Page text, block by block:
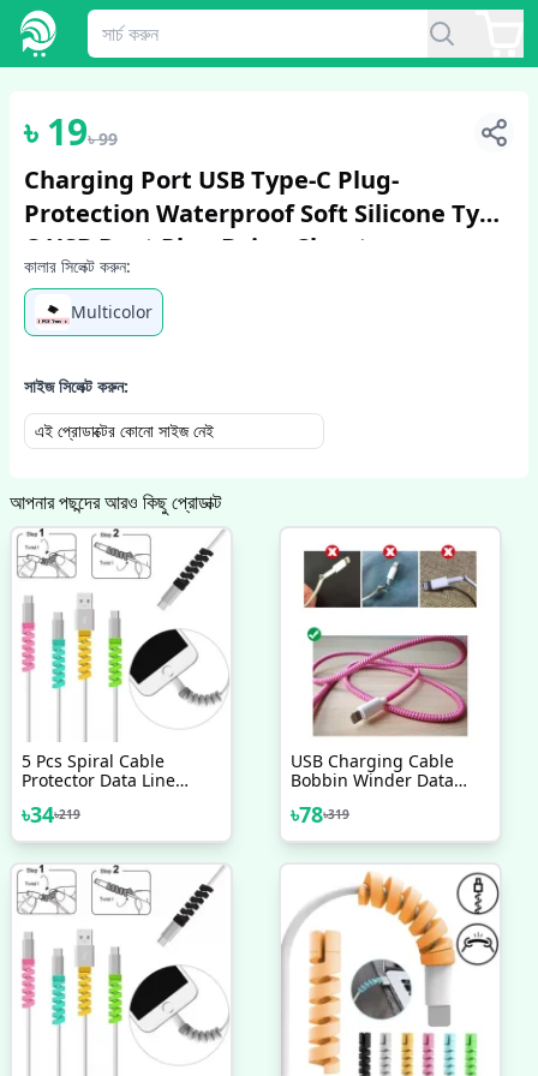
1/3
৳ 19৳99
Charging Port USB Type-C Plug-
Protection Waterproof Soft Silicone Type
C USB Dust Plug Beige Closet
কালার সিলেক্ট করুন:
Multicolor
সাইজ সিলেক্ট করুন:
এই প্রোডাক্টের কোনো সাইজ নেই
আপনার পছন্দের আরও কিছু প্রোডাক্ট
5 Pcs Spiral Cable
Protector Data Line
Protective For All USB
Charging Earphone
৳34৳219
USB Charging Cable
Bobbin Winder Data
1.4m
৳78৳319